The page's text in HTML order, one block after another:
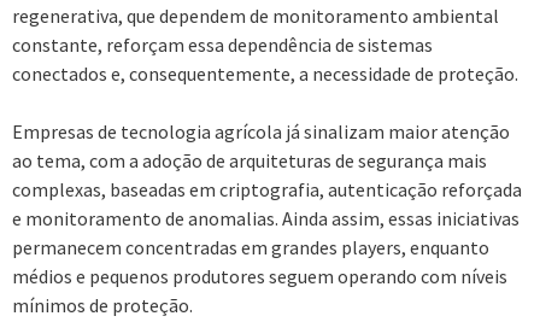
regenerativa, que dependem de monitoramento ambiental
constante, reforçam essa dependência de sistemas
conectados e, consequentemente, a necessidade de proteção.
Empresas de tecnologia agrícola já sinalizam maior atenção
ao tema, com a adoção de arquiteturas de segurança mais
complexas, baseadas em criptografia, autenticação reforçada
e monitoramento de anomalias. Ainda assim, essas iniciativas
permanecem concentradas em grandes players, enquanto
médios e pequenos produtores seguem operando com níveis
mínimos de proteção.